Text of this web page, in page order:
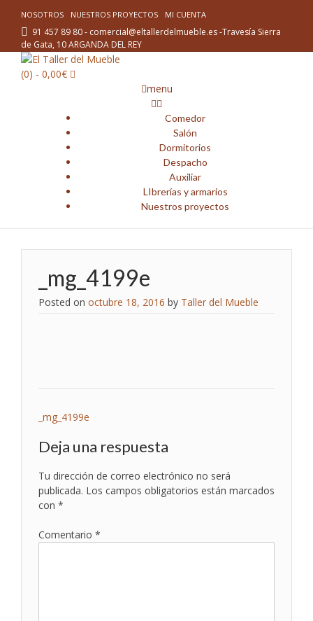
NOSOTROS NUESTROS PROYECTOS MI CUENTA
91 457 89 80 - comercial@eltallerdelmueble.es -Travesía Sierra
de Gata, 10 ARGANDA DEL REY
(0) - 0,00€
menu
Comedor
Salón
Dormitorios
Despacho
Auxiliar
LIbrerías y armarios
Nuestros proyectos
_mg_4199e
Posted on octubre 18, 2016 by Taller del Mueble
Navegación
de
entradas
_mg_4199e
Deja una respuesta
Tu dirección de correo electrónico no será
publicada. Los campos obligatorios están marcados
con *
Comentario *